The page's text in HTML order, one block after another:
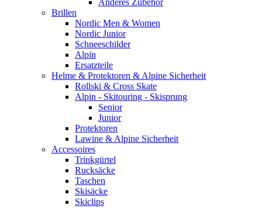
Anderes Zubehör
Brillen
Nordic Men & Women
Nordic Junior
Schneeschilder
Alpin
Ersatzteile
Helme & Protektoren & Alpine Sicherheit
Rollski & Cross Skate
Alpin - Skitouring - Skisprung
Senior
Junior
Protektoren
Lawine & Alpine Sicherheit
Accessoires
Trinkgürtel
Rucksäcke
Taschen
Skisäcke
Skiclips